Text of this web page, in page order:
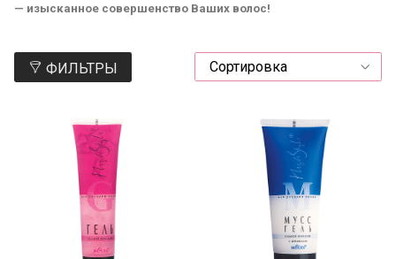
— изысканное совершенство Ваших волос!
ФИЛЬТРЫ